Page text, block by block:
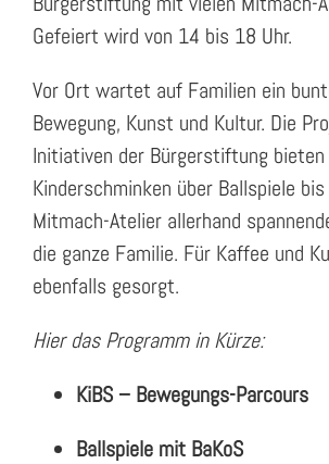
Gefeiert wird von 14 bis 18 Uhr.
Vor Ort wartet auf Familien ein
Bewegung, Kunst und Kultur. Die
Initiativen der Bürgerstiftung bieten
Kinderschminken über Ballspiele
Mitmach-Atelier allerhand
die ganze Familie. Für Kaffee und
ebenfalls gesorgt.
Hier das Programm in Kürze:
KiBS – Bewegungs-Parcours
Ballspiele mit BaKoS